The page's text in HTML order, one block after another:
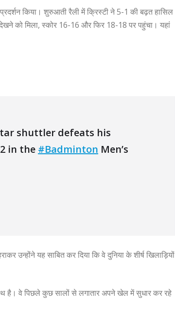
किया। शुरुआती रैली में क्रिस्टी ने 5-1 की बढ़त हासिल
को मिला, स्कोर 16-16 और फिर 18-18 पर पहुंचा। यहां
shuttler defeats his
in the #Badminton Men’s
उन्होंने यह साबित कर दिया कि वे दुनिया के शीर्ष खिलाड़ियों
है। वे पिछले कुछ सालों से लगातार अपने खेल में सुधार कर रहे